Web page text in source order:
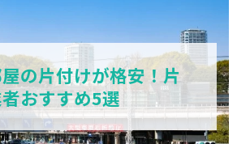
の片付けが格安！片
おすすめ5選